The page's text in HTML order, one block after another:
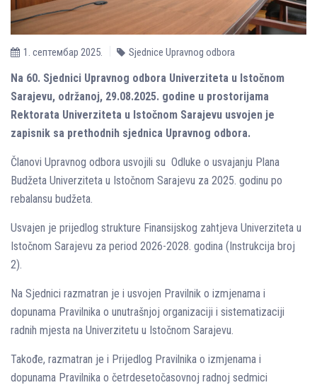
1. септембар 2025. Sjednice Upravnog odbora
Na 60. Sjednici Upravnog odbora Univerziteta u Istočnom
Sarajevu, održanoj, 29.08.2025. godine u prostorijama
Rektorata Univerziteta u Istočnom Sarajevu usvojen je
zapisnik sa prethodnih sjednica Upravnog odbora.
Članovi Upravnog odbora usvojili su Odluke o usvajanju Plana
Budžeta Univerziteta u Istočnom Sarajevu za 2025. godinu po
rebalansu budžeta.
Usvajen je prijedlog strukture Finansijskog zahtjeva Univerziteta u
Istočnom Sarajevu za period 2026-2028. godina (Instrukcija broj
2).
Na Sjednici razmatran je i usvojen Pravilnik o izmjenama i
dopunama Pravilnika o unutrašnjoj organizaciji i sistematizaciji
radnih mjesta na Univerzitetu u Istočnom Sarajevu.
Takođe, razmatran je i Prijedlog Pravilnika o izmjenama i
dopunama Pravilnika o četrdesetočasovnoj radnoj sedmici